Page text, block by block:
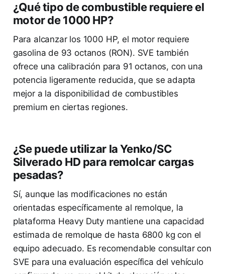
¿Qué tipo de combustible requiere el
motor de 1000 HP?
Para alcanzar los 1000 HP, el motor requiere
gasolina de 93 octanos (RON). SVE también
ofrece una calibración para 91 octanos, con una
potencia ligeramente reducida, que se adapta
mejor a la disponibilidad de combustibles
premium en ciertas regiones.
¿Se puede utilizar la Yenko/SC
Silverado HD para remolcar cargas
pesadas?
Sí, aunque las modificaciones no están
orientadas específicamente al remolque, la
plataforma Heavy Duty mantiene una capacidad
estimada de remolque de hasta 6800 kg con el
equipo adecuado. Es recomendable consultar con
SVE para una evaluación específica del vehículo